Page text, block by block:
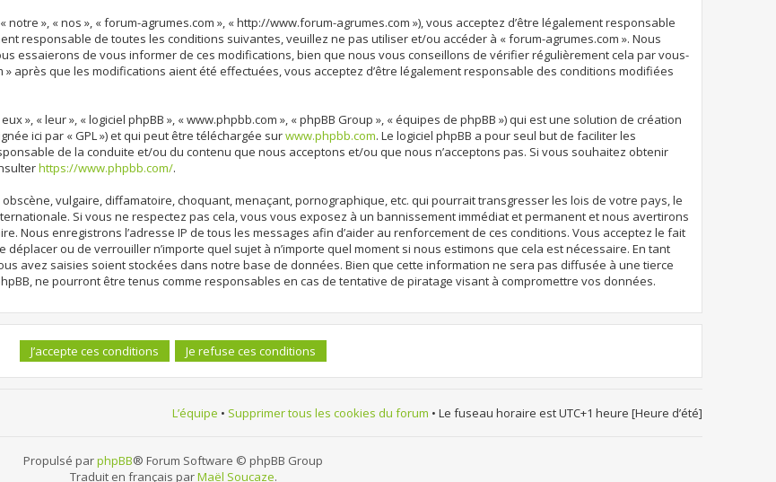
notre », « nos », « forum-agrumes.com », « http://www.forum-agrumes.com »), vous acceptez d’être légalement responsable
responsable de toutes les conditions suivantes, veuillez ne pas utiliser et/ou accéder à « forum-agrumes.com ». Nous
essaierons de vous informer de ces modifications, bien que nous vous conseillons de vérifier régulièrement cela par vous-
après que les modifications aient été effectuées, vous acceptez d’être légalement responsable des conditions modifiées
», « leur », « logiciel phpBB », « www.phpbb.com », « phpBB Group », « équipes de phpBB ») qui est une solution de création
ici par « GPL ») et qui peut être téléchargée surwww.phpbb.com. Le logiciel phpBB a pour seul but de faciliter les
de la conduite et/ou du contenu que nous acceptons et/ou que nous n’acceptons pas. Si vous souhaitez obtenir
https://www.phpbb.com/.
vulgaire, diffamatoire, choquant, menaçant, pornographique, etc. qui pourrait transgresser les lois de votre pays, le
Si vous ne respectez pas cela, vous vous exposez à un bannissement immédiat et permanent et nous avertirons
Nous enregistrons l’adresse IP de tous les messages afin d’aider au renforcement de ces conditions. Vous acceptez le fait
déplacer ou de verrouiller n’importe quel sujet à n’importe quel moment si nous estimons que cela est nécessaire. En tant
avez saisies soient stockées dans notre base de données. Bien que cette information ne sera pas diffusée à une tierce
ne pourront être tenus comme responsables en cas de tentative de piratage visant à compromettre vos données.
L’équipe • Supprimer tous les cookies du forum • Le fuseau horaire est UTC+1 heure [Heure d’été]
Propulsé parphpBB® Forum Software © phpBB Group
Traduit en français parMaël Soucaze.